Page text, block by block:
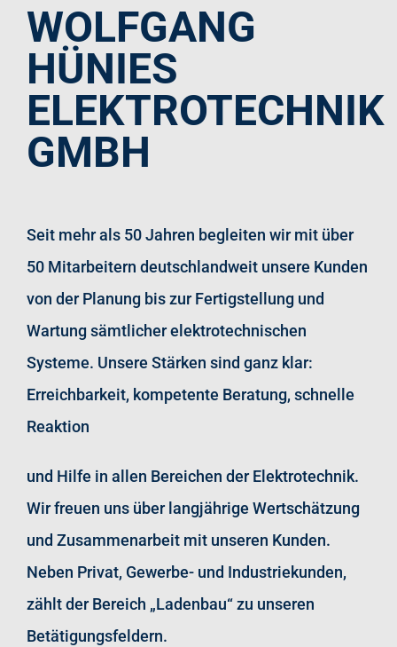
WOLFGANG
HÜNIES
ELEKTROTECHNIK
GMBH
Seit mehr als 50 Jahren begleiten wir mit über
50 Mitarbeitern deutschlandweit unsere Kunden
von der Planung bis zur Fertigstellung und
Wartung sämtlicher elektrotechnischen
Systeme. Unsere Stärken sind ganz klar:
Erreichbarkeit, kompetente Beratung, schnelle
Reaktion
und Hilfe in allen Bereichen der Elektrotechnik.
Wir freuen uns über langjährige Wertschätzung
und Zusammenarbeit mit unseren Kunden.
Neben Privat, Gewerbe- und Industriekunden,
zählt der Bereich „Ladenbau“ zu unseren
Betätigungsfeldern.